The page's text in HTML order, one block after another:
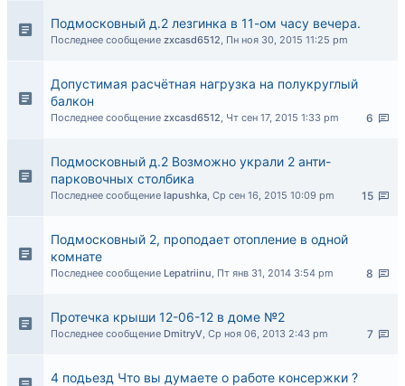
Подмосковный д.2 лезгинка в 11-ом часу вечера.
Последнее сообщение zxcasd6512, Пн ноя 30, 2015 11:25 pm
Допустимая расчётная нагрузка на полукруглый
балкон
6
Последнее сообщение zxcasd6512, Чт сен 17, 2015 1:33 pm
Подмосковный д.2 Возможно украли 2 анти-
парковочных столбика
15
Последнее сообщение lapushka, Ср сен 16, 2015 10:09 pm
Подмосковный 2, проподает отопление в одной
комнате
8
Последнее сообщение Lepatriinu, Пт янв 31, 2014 3:54 pm
Протечка крыши 12-06-12 в доме №2
7
Последнее сообщение DmitryV, Ср ноя 06, 2013 2:43 pm
4 подьезд Что вы думаете о работе консержки ?